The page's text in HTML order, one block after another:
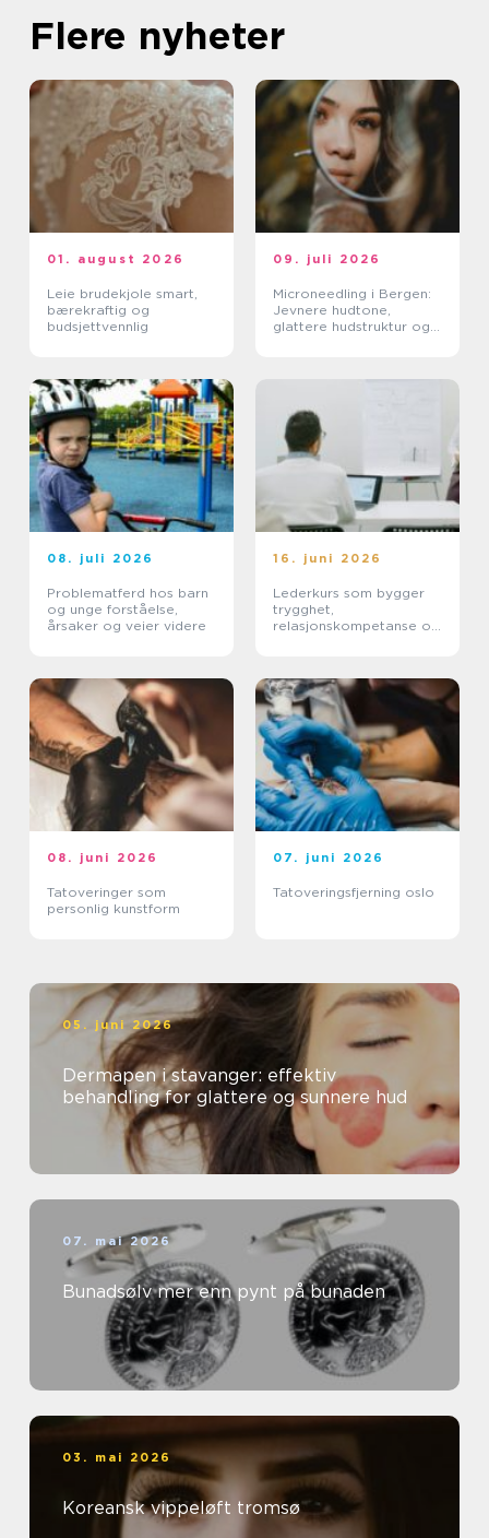
Flere nyheter
01. august 2026
Leie brudekjole smart,
bærekraftig og
budsjettvennlig
09. juli 2026
Microneedling i Bergen:
Jevnere hudtone,
glattere hudstruktur og
08. juli 2026
Problematferd hos barn
og unge forståelse,
årsaker og veier videre
16. juni 2026
Lederkurs som bygger
trygghet,
relasjonskompetanse og
08. juni 2026
Tatoveringer som
personlig kunstform
07. juni 2026
Tatoveringsfjerning oslo
05. juni 2026
Dermapen i stavanger: effektiv
behandling for glattere og sunnere hud
07. mai 2026
Bunadsølv mer enn pynt på bunaden
03. mai 2026
Koreansk vippeløft tromsø